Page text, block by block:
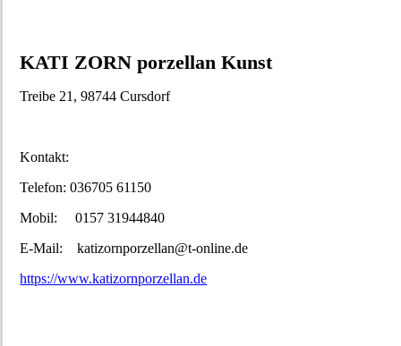
KATI ZORN porzellan Kunst
Treibe 21, 98744 Cursdorf
Kontakt:
Telefon: 036705 61150
Mobil: 0157 31944840
E-Mail: katizornporzellan@t-online.de
https://www.katizornporzellan.de